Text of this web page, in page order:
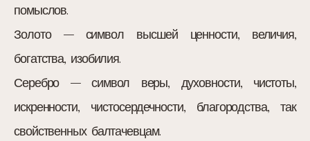
помыслов.
Золото – символ высшей ценности, величия,
богатства, изобилия.
Серебро – символ веры, духовности, чистоты,
искренности, чистосердечности, благородства, так
свойственных балтачевцам.